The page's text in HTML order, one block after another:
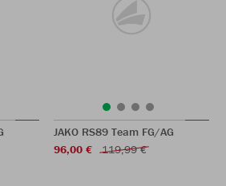
JAKO RS89 Team FG/AG
96,00 €
119,99 €